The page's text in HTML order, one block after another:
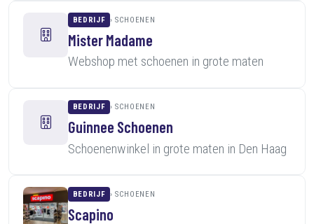
BEDRIJF SCHOENEN
Mister Madame
Webshop met schoenen in grote maten
BEDRIJF SCHOENEN
Guinnee Schoenen
Schoenenwinkel in grote maten in Den Haag
BEDRIJF SCHOENEN
Scapino